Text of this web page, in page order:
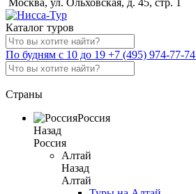
Москва, ул. Ольховская, д. 45, стр. 1
Каталог туров
По будням с 10 до 19 +7 (495) 974-77-74
Страны
Россия
Назад
Россия
Алтай
Назад
Алтай